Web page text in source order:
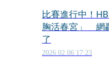
比賽進行中！
胸活春宮」 網
了
2026.02.06 17:23